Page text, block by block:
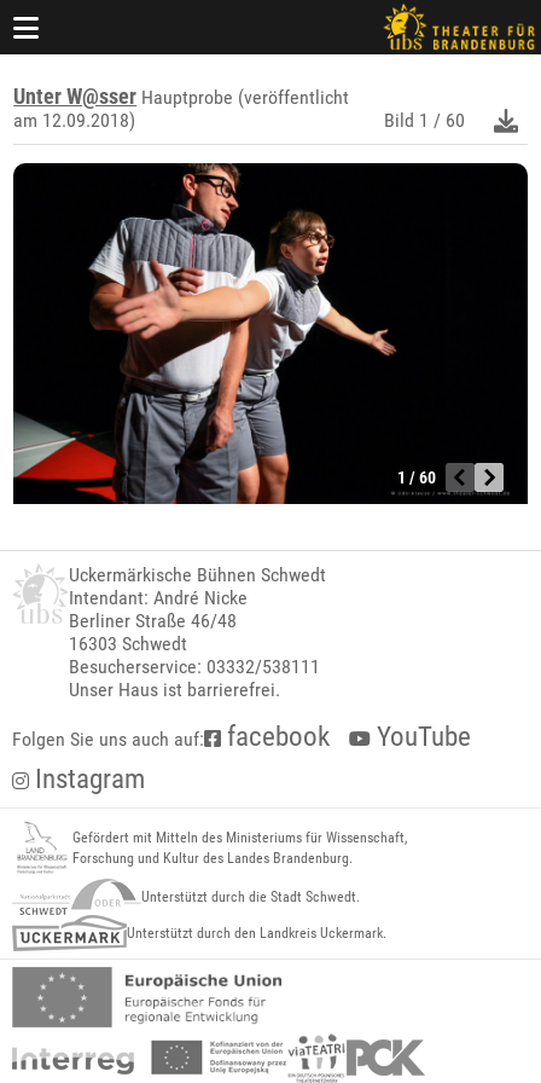
Unter W@sser Hauptprobe (veröffentlicht
am 12.09.2018)
Bild 1 / 60
1 / 60
Uckermärkische Bühnen Schwedt
Intendant: André Nicke
Berliner Straße 46/48
16303 Schwedt
Besucherservice: 03332/538111
Unser Haus ist barrierefrei.
Folgen Sie uns auch auf: facebook
YouTube
Instagram
Gefördert mit Mitteln des Ministeriums für Wissenschaft,
Forschung und Kultur des Landes Brandenburg.
Unterstützt durch die Stadt Schwedt.
Unterstützt durch den Landkreis Uckermark.